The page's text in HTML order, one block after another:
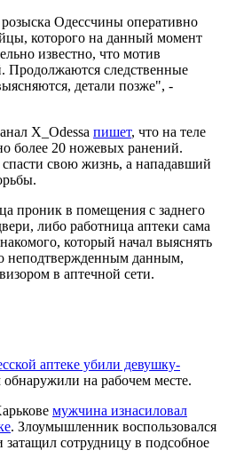
Одессчины оперативно
которого на данный момент
известно, что мотив
Продолжаются следственные
детали позже", -
X_Odessa пишет, что на теле
более 20 ножевых ранений.
свою жизнь, а нападавший
проник в помещения с заднего
либо работница аптеки сама
который начал выяснять
неподтвержденным данным,
в аптечной сети.
аптеке убили девушку-
обнаружили на рабочем месте.
мужчина изнасиловал
. Злоумышленник воспользовался
затащил сотрудницу в подсобное